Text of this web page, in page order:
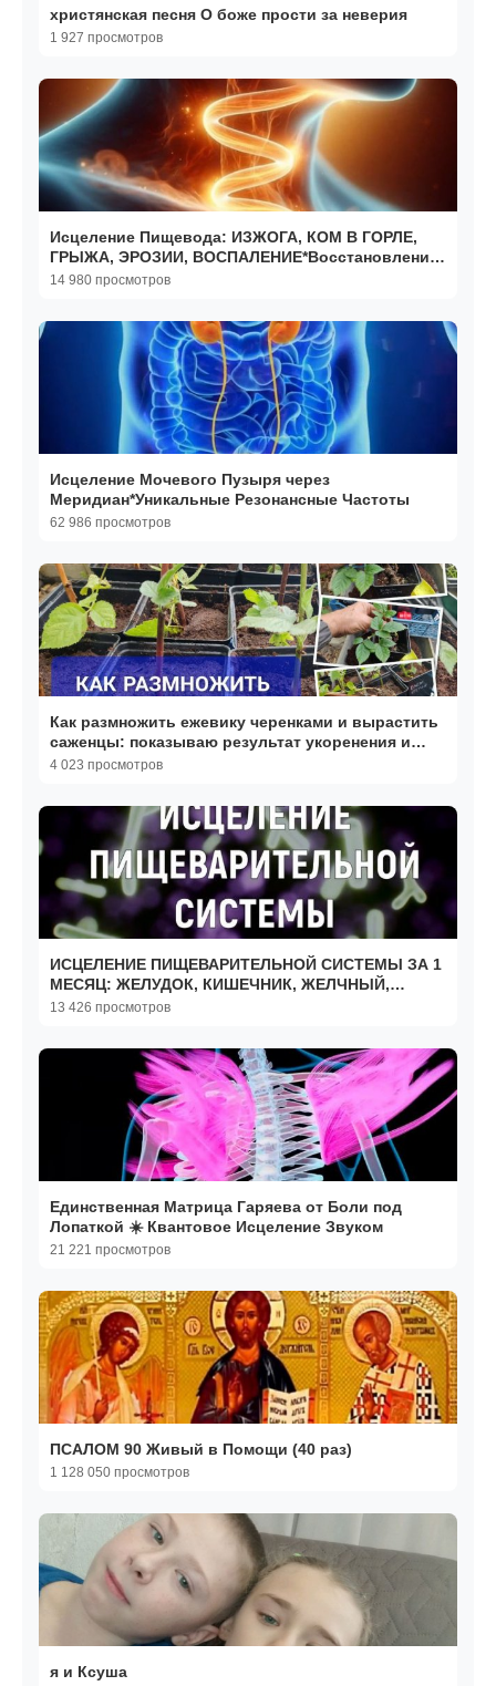
христянская песня О боже прости за неверия
1 927 просмотров
Исцеление Пищевода: ИЗЖОГА, КОМ В ГОРЛЕ,
ГРЫЖА, ЭРОЗИИ, ВОСПАЛЕНИЕ*Восстановление
ЖКТ и Диафрагмы
14 980 просмотров
Исцеление Мочевого Пузыря через
Меридиан*Уникальные Резонансные Частоты
62 986 просмотров
Как размножить ежевику черенками и вырастить
саженцы: показываю результат укоренения и
пересадку
4 023 просмотров
ИСЦЕЛЕНИЕ ПИЩЕВАРИТЕЛЬНОЙ СИСТЕМЫ ЗА 1
МЕСЯЦ: ЖЕЛУДОК, КИШЕЧНИК, ЖЕЛЧНЫЙ,
ПЕЧЕНЬ!!!*САБЛИМИНАЛ
13 426 просмотров
Единственная Матрица Гаряева от Боли под
Лопаткой ☀️ Квантовое Исцеление Звуком
21 221 просмотров
ПСАЛОМ 90 Живый в Помощи (40 раз)
1 128 050 просмотров
я и Ксуша